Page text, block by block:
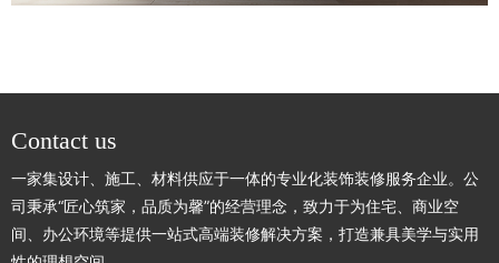
Contact us
一家集设计、施工、材料供应于一体的专业化装饰装修服务企业。公
司秉承“匠心筑家，品质为馨”的经营理念，致力于为住宅、商业空
间、办公环境等提供一站式高端装修解决方案，打造兼具美学与实用